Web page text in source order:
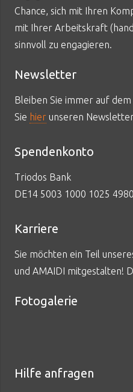
Chance, sich mit Ihren
mit Ihrer Arbeitskraft
sinnvoll zu engagieren.
Newsletter
Bleiben Sie immer auf
Sie hier unseren
Spendenkonto
Triodos Bank
DE14 5003 1000 1025
Karriere
Sie möchten ein Teil
und AMAIDI mitgestalten!
Fotogalerie
Hilfe anfragen